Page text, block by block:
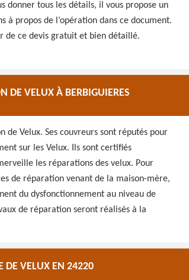
donner tous les détails, il vous propose un
propos de l’opération dans ce document.
de ce devis gratuit et bien détaillé.
DE VELUX À BERBIGUIERES
de Velux. Ses couvreurs sont réputés pour
sur les Velux. Ils sont certifiés
les réparations des velux. Pour
de réparation venant de la maison-mère,
du dysfonctionnement au niveau de
de réparation seront réalisés à la
DE VELUX EN 24220